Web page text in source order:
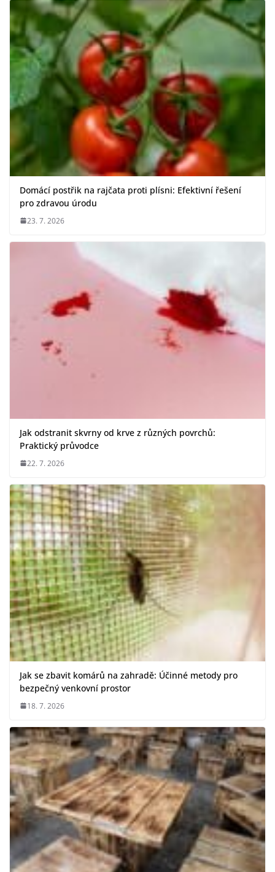
Domácí postřik na rajčata proti plísni: Efektivní řešení
pro zdravou úrodu
23. 7. 2026
Jak odstranit skvrny od krve z různých povrchů:
Praktický průvodce
22. 7. 2026
Jak se zbavit komárů na zahradě: Účinné metody pro
bezpečný venkovní prostor
18. 7. 2026